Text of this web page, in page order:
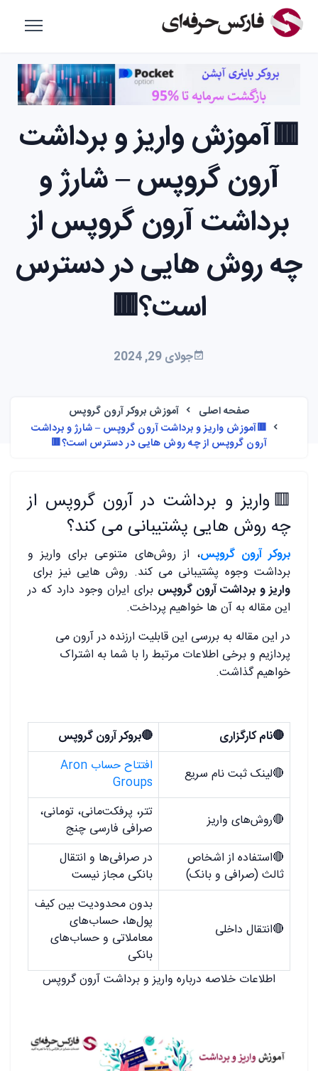
🟥آموزش واریز و برداشت
آرون گروپس – شارژ و
برداشت آرون گروپس از
چه روش هایی در دسترس
است؟🟥
جولای 29, 2024
صفحه اصلی
آموزش بروکر آرون گروپس
🟥آموزش واریز و برداشت آرون گروپس – شارژ و برداشت
آرون گروپس از چه روش هایی در دسترس است؟🟥
🟥واریز و برداشت در آرون گروپس از
چه روش هایی پشتیبانی می کند؟
بروکر آرون گروپس، از روش‌های متنوعی برای واریز و
برداشت وجوه پشتیبانی می کند. روش هایی نیز برای
واریز و برداشت آرون گروپس برای ایران وجود دارد که در
این مقاله به آن ها خواهیم پرداخت.
در این مقاله به بررسی این قابلیت ارزنده در آرون می
پردازیم و برخی اطلاعات مرتبط را با شما به اشتراک
خواهیم گذاشت.
🔴نام کارگزاری 🔴بروکر آرون گروپس
🔴لینک ثبت نام سریع
افتتاح حساب Aron
Groups
🔴روش‌های واریز تتر، پرفکت‌مانی، تومانی،
صرافی فارسی چنج
🔴استفاده از اشخاص
ثالث (صرافی و بانک)
در صرافی‌ها و انتقال
بانکی مجاز نیست
🔴انتقال داخلی
بدون محدودیت بین کیف
پول‌ها، حساب‌های
معاملاتی و حساب‌های
بانکی
اطلاعات خلاصه درباره واریز و برداشت آرون گروپس